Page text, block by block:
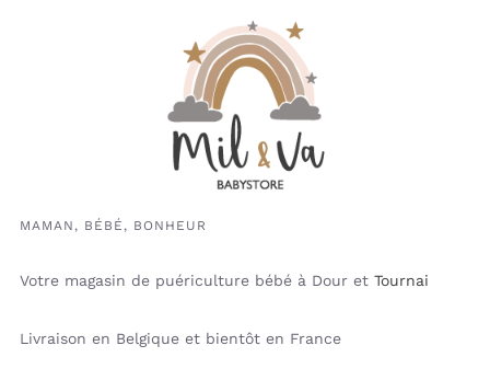
MAMAN, BÉBÉ, BONHEUR
Votre magasin de puériculture bébé à Dour et Tournai
Livraison en Belgique et bientôt en France